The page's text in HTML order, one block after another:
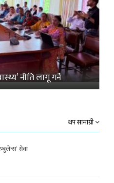
नीति लागू गर्ने
थप सामाग्री
सेवा